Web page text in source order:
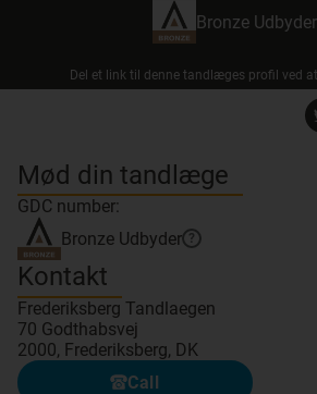
Bronze Udbyder
Del et link til denne tandlæges profil ved
Mød din tandlæge
GDC number:
Bronze Udbyder ?
Kontakt
Frederiksberg Tandlaegen
70 Godthabsvej
2000, Frederiksberg, DK
Call